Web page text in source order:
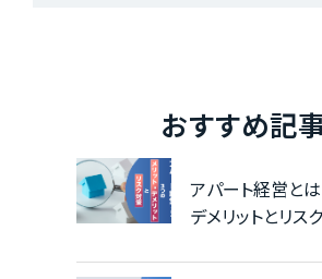
おすすめ記
アパート経営とは
デメリットとリス